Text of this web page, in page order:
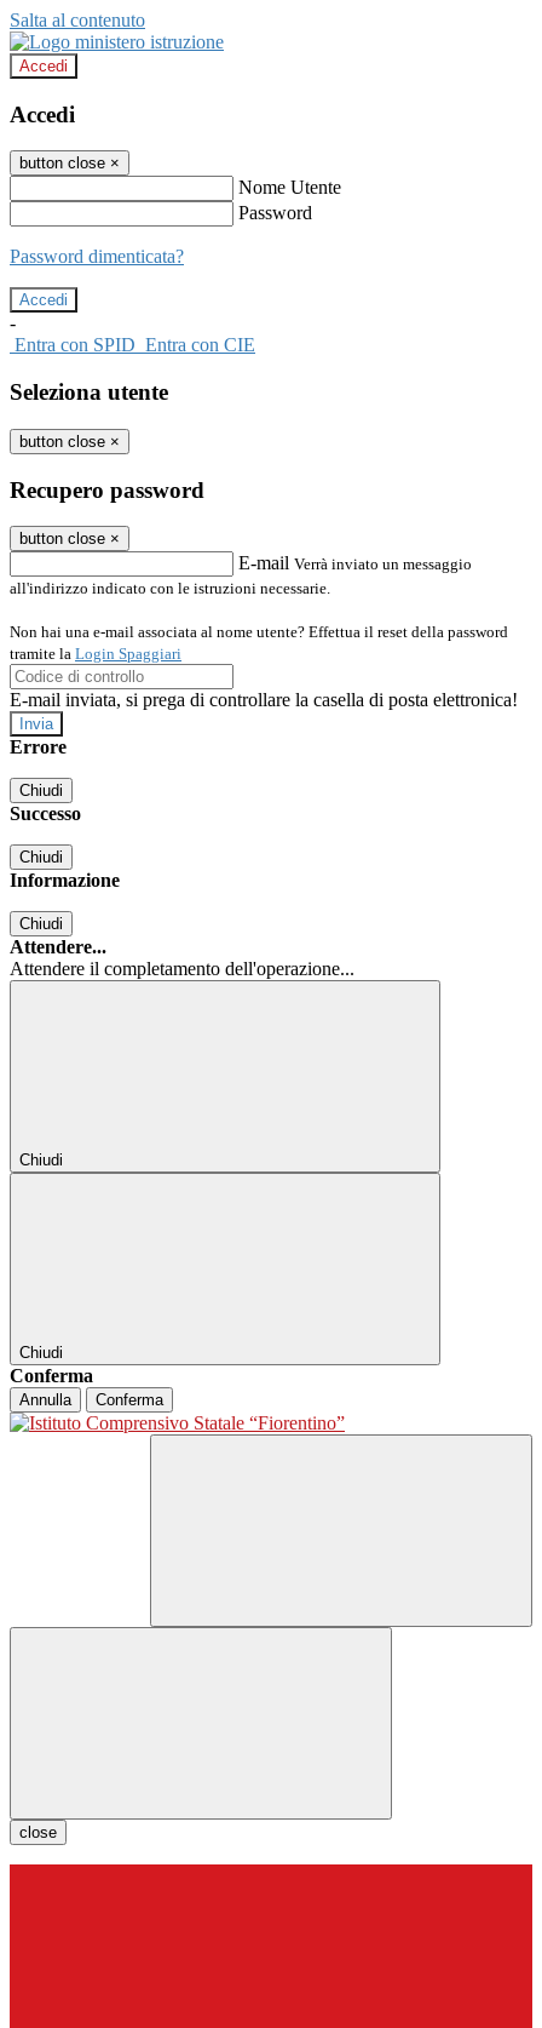
Salta al contenuto
Accedi
Accedi
button close ×
Nome Utente
Password
Password dimenticata?
-
Entra con SPID Entra con CIE
Seleziona utente
button close ×
Recupero password
button close ×
E-mail Verrà inviato un messaggio
all'indirizzo indicato con le istruzioni necessarie.
Non hai una e-mail associata al nome utente? Effettua il reset della password
tramite la Login Spaggiari
E-mail inviata, si prega di controllare la casella di posta elettronica!
Errore
Chiudi
Successo
Chiudi
Informazione
Chiudi
Attendere...
Attendere il completamento dell'operazione...
Chiudi
Chiudi
Conferma
Annulla Conferma
close